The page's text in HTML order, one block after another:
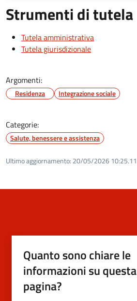
Strumenti di tutela
Tutela amministrativa
Tutela giurisdizionale
Argomenti:
Residenza Integrazione sociale
Categorie:
Salute, benessere e assistenza
Ultimo aggiornamento: 20/05/2026 10:25.11
Quanto sono chiare le
informazioni su questa
pagina?